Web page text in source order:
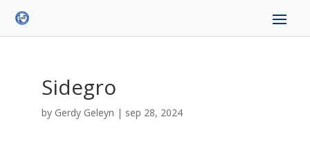
Sidegro
by Gerdy Geleyn | sep 28, 2024